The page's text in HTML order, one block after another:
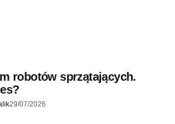
robotów sprzątających.
29/07/2026